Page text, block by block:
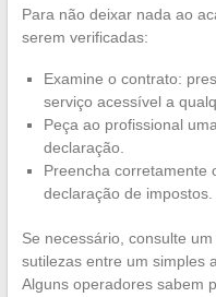
Para não deixar nada ao
serem verificadas:
Examine o contrato:
serviço acessível a
Peça ao profissional uma
declaração.
Preencha corretamente
declaração de impostos.
Se necessário, consulte um
sutilezas entre um simples
Alguns operadores sabem